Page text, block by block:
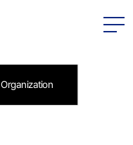
Organization